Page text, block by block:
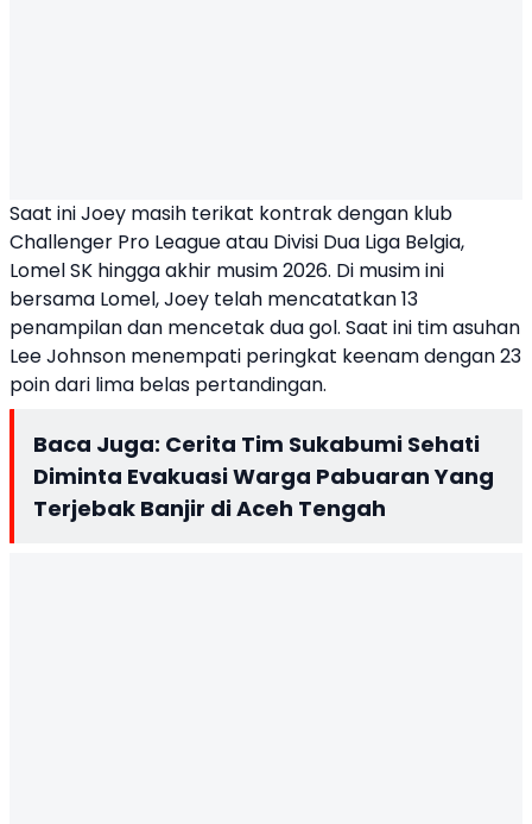
Saat ini Joey masih terikat kontrak dengan klub
Challenger Pro League atau Divisi Dua Liga Belgia,
Lomel SK hingga akhir musim 2026. Di musim ini
bersama Lomel, Joey telah mencatatkan 13
penampilan dan mencetak dua gol. Saat ini tim asuhan
Lee Johnson menempati peringkat keenam dengan 23
poin dari lima belas pertandingan.
Baca Juga: Cerita Tim Sukabumi Sehati
Diminta Evakuasi Warga Pabuaran Yang
Terjebak Banjir di Aceh Tengah